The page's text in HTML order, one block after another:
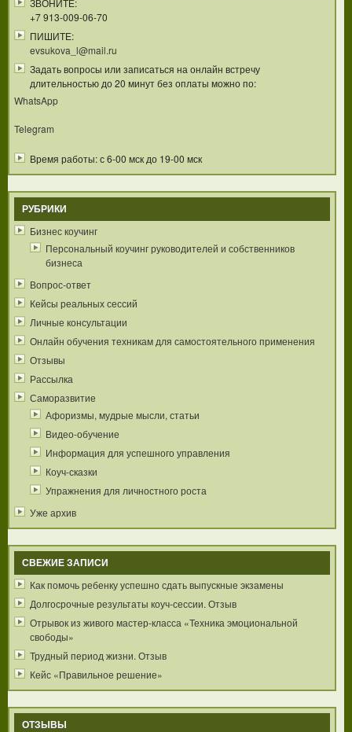
ЗВОНИТЕ:
+7 913-009-06-70
ПИШИТЕ:
evsukova_l@mail.ru
Задать вопросы или записаться на онлайн встречу
длительностью до 20 минут без оплаты можно по:
WhatsApp
Telegram
Время работы: с 6-00 мск до 19-00 мск
РУБРИКИ
Бизнес коучинг
Персональный коучинг руководителей и собственников
бизнеса
Вопрос-ответ
Кейсы реальных сессий
Личные консультации
Онлайн обучения техникам для самостоятельного применения
Отзывы
Рассылка
Саморазвитие
Афоризмы, мудрые мысли, статьи
Видео-обучение
Информация для успешного управления
Коуч-сказки
Упражнения для личностного роста
Уже архив
СВЕЖИЕ ЗАПИСИ
Как помочь ребенку успешно сдать выпускные экзамены
Долгосрочные результаты коуч-сессии. Отзыв
Отрывок из живого мастер-класса «Техника эмоциональной
свободы»
Трудный период жизни. Отзыв
Кейс «Правильное решение»
ОТЗЫВЫ